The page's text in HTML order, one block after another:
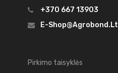
+370 667 13903
E-Shop@agrobond.lt
Pirkimo taisyklės